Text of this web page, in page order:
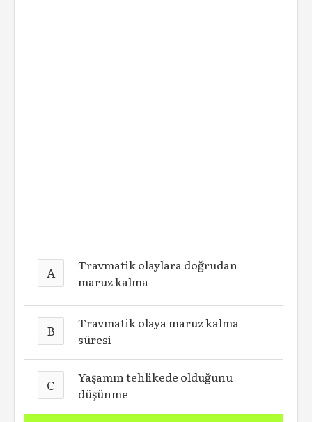
A
Travmatik olaylara doğrudan
maruz kalma
B
Travmatik olaya maruz kalma
süresi
C
Yaşamın tehlikede olduğunu
düşünme